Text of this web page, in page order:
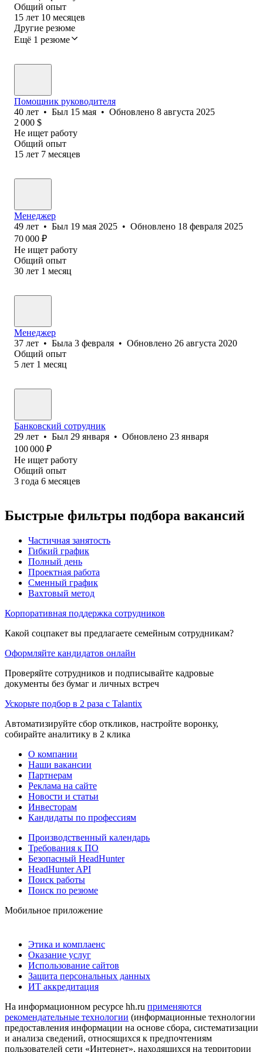
Общий опыт
15 лет 10 месяцев
Другие резюме
Ещё 1 резюме
Помощник руководителя
40 лет • Был 15 мая • Обновлено 8 августа 2025
2 000 $
Не ищет работу
Общий опыт
15 лет 7 месяцев
Менеджер
49 лет • Был 19 мая 2025 • Обновлено 18 февраля 2025
70 000 ₽
Не ищет работу
Общий опыт
30 лет 1 месяц
Менеджер
37 лет • Была 3 февраля • Обновлено 26 августа 2020
Общий опыт
5 лет 1 месяц
Банковский сотрудник
29 лет • Был 29 января • Обновлено 23 января
100 000 ₽
Не ищет работу
Общий опыт
3 года 6 месяцев
Быстрые фильтры подбора вакансий
Частичная занятость
Гибкий график
Полный день
Проектная работа
Сменный график
Вахтовый метод
Корпоративная поддержка сотрудников
Какой соцпакет вы предлагаете семейным сотрудникам?
Оформляйте кандидатов онлайн
Проверяйте сотрудников и подписывайте кадровые
документы без бумаг и личных встреч
Ускорьте подбор в 2 раза с Talantix
Автоматизируйте сбор откликов, настройте воронку,
собирайте аналитику в 2 клика
О компании
Наши вакансии
Партнерам
Реклама на сайте
Новости и статьи
Инвесторам
Кандидаты по профессиям
Производственный календарь
Требования к ПО
Безопасный HeadHunter
HeadHunter API
Поиск работы
Поиск по резюме
Мобильное приложение
Этика и комплаенс
Оказание услуг
Использование сайтов
Защита персональных данных
ИТ аккредитация
На информационном ресурсе hh.ru применяются
рекомендательные технологии (информационные технологии
предоставления информации на основе сбора, систематизации
и анализа сведений, относящихся к предпочтениям
пользователей сети «Интернет», находящихся на территории